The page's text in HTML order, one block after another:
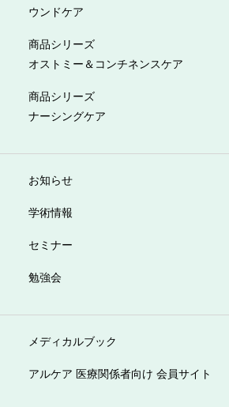
ウンドケア
商品シリーズ
オストミー＆コンチネンスケア
商品シリーズ
ナーシングケア
お知らせ
学術情報
セミナー
勉強会
メディカルブック
アルケア 医療関係者向け 会員サイト